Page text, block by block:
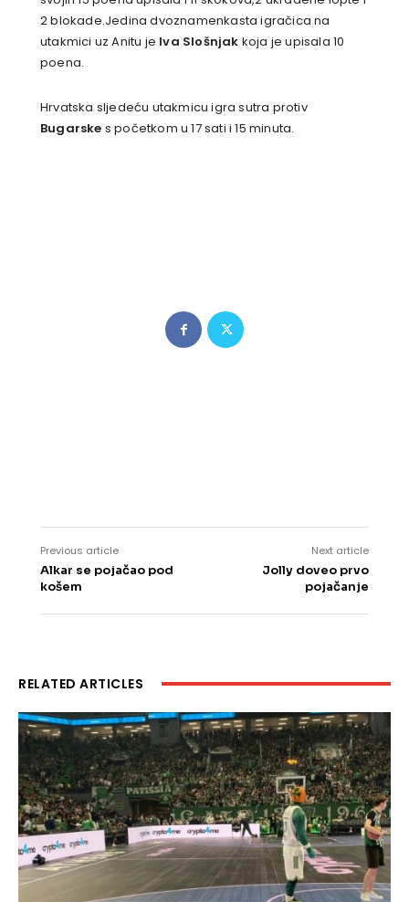
2 blokade.Jedina dvoznamenkasta igračica na
utakmici uz Anitu je Iva Slošnjak koja je upisala 10
poena.
Hrvatska sljedeću utakmicu igra sutra protiv
Bugarske s početkom u 17 sati i 15 minuta.
Previous article
Alkar se pojačao pod
košem
Next article
Jolly doveo prvo
pojačanje
RELATED ARTICLES